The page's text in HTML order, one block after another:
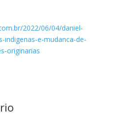
2022/06/04/daniel-
indigenas-e-mudanca-de-
originarias